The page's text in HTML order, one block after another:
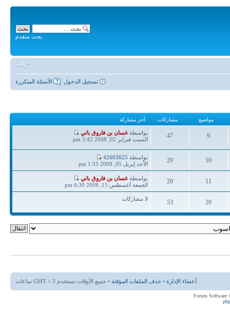
بحث متقدم
الأسئلة المتكررة تسجيل الدخول
مواضيع مشاركات آخر مشاركة
9
مواضيع
47
مشاركات
آخر
مشاركة
بواسطةغسان بن فاروق باتي
السبت فبراير 02, 2008 3:42 pm
10
مواضيع
29
مشاركات
آخر
مشاركة
بواسطة 42603625
الأحد إبريل 05, 2009 1:55 pm
11
مواضيع
20
مشاركات
آخر
مشاركة
بواسطةغسان بن فاروق باتي
الجمعة أغسطس 15, 2008 6:30 pm
20
مواضيع
53
مشاركات
لا مشاركات
أعضاء الإدارة • حذف الملفات المؤقتة • جميع الأوقات تستخدم GMT + 3 ساعات